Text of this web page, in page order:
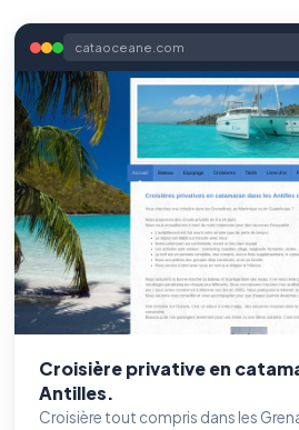
cataoceane.com
Croisière privative en
Antilles.
Croisière tout compris dans les